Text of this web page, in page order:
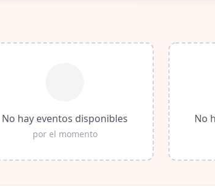
No hay eventos disponibles
por el momento
No